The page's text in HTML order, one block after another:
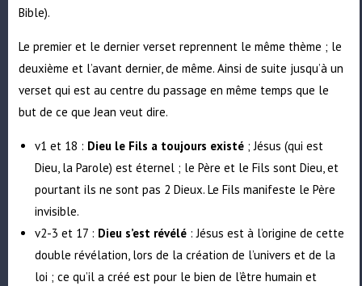
Bible).
Le premier et le dernier verset reprennent le même thème ; le
deuxième et l’avant dernier, de même. Ainsi de suite jusqu’à un
verset qui est au centre du passage en même temps que le
but de ce que Jean veut dire.
v1 et 18 : Dieu le Fils a toujours existé ; Jésus (qui est
Dieu, la Parole) est éternel ; le Père et le Fils sont Dieu, et
pourtant ils ne sont pas 2 Dieux. Le Fils manifeste le Père
invisible.
v2-3 et 17 : Dieu s’est révélé : Jésus est à l’origine de cette
double révélation, lors de la création de l’univers et de la
loi ; ce qu’il a créé est pour le bien de l’être humain et